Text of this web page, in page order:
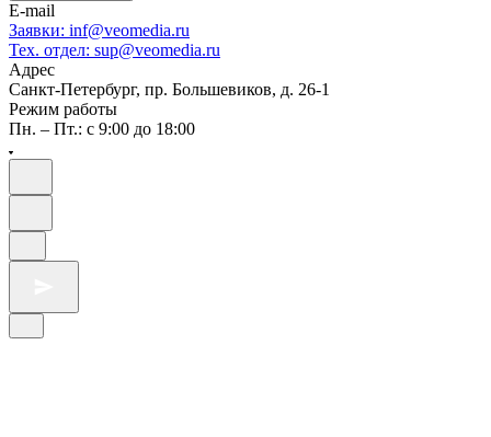
E-mail
Заявки: inf@veomedia.ru
Тех. отдел: sup@veomedia.ru
Адрес
Санкт-Петербург, пр. Большевиков, д. 26-1
Режим работы
Пн. – Пт.: с 9:00 до 18:00